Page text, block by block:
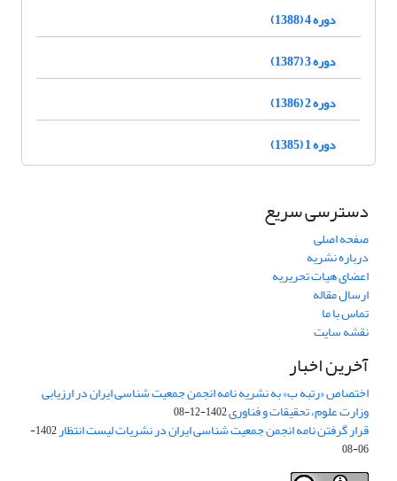
دوره 4 (1388)
دوره 3 (1387)
دوره 2 (1386)
دوره 1 (1385)
دسترسی سریع
صفحه اصلی
درباره نشریه
اعضای هیات تحریریه
ارسال مقاله
تماس با ما
نقشه سایت
آخرین اخبار
اختصاص «رتبه ب» به نشریه نامه انجمن جمعیت شناسی ایران در ارزیابی
وزارت علوم، تحقیقات و فناوری1402-12-08
قرار گرفتن نامه انجمن جمعیت شناسی ایران در نشریات لیست انتظار
1402-
06-08